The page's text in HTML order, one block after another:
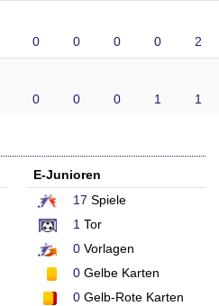
0 0 0 0 2
0 0 0 1 1
E-Junioren
17 Spiele
1Tor
0Vorlagen
0Gelbe Karten
0Gelb-Rote Karten